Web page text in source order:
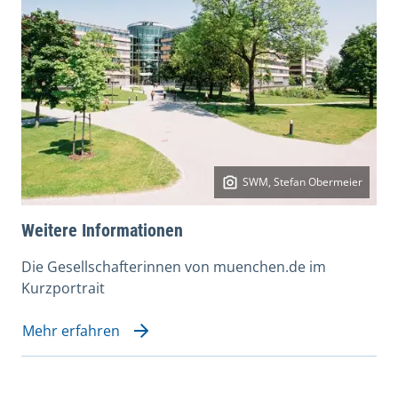
SWM, Stefan Obermeier
Weitere Informationen
Die Gesellschafterinnen von muenchen.de im
Kurzportrait
Mehr erfahren